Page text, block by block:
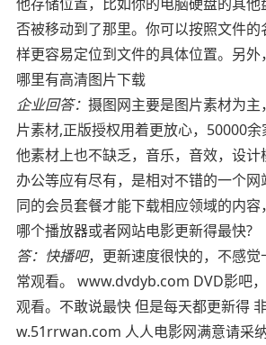
否被移动到了那里。你可以按照文件
样更容易定位到文件的具体位置。另外
哪里有高清图片下载
企业回答： 摄图网主要是图片素材为
片素材,正版授权用着更放心，50000
他素材上也不缺乏，音乐，音效，设计
办公等应有尽有，是相对不错的一个
同的会员套餐才能下载相应领域的内容
哪个播放器或者网站电影更新得最快?
答： 快播吧，更新速度很快的，不感觉
常观看。 www.dvdyb.com DVD影吧
观看。不敢说最快 但是每天都更新得
w.51rrwan.com 人人电影网满意请采